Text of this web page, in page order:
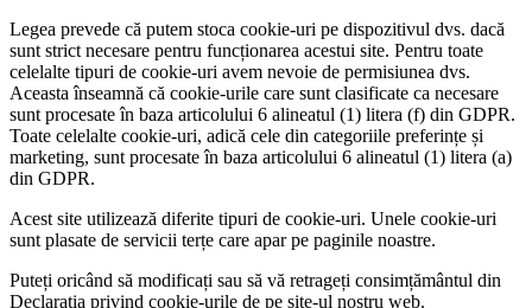
Legea prevede că putem stoca cookie-uri pe dispozitivul dvs. dacă
sunt strict necesare pentru funcționarea acestui site. Pentru toate
celelalte tipuri de cookie-uri avem nevoie de permisiunea dvs.
Aceasta înseamnă că cookie-urile care sunt clasificate ca necesare
sunt procesate în baza articolului 6 alineatul (1) litera (f) din GDPR.
Toate celelalte cookie-uri, adică cele din categoriile preferințe și
marketing, sunt procesate în baza articolului 6 alineatul (1) litera (a)
din GDPR.
Acest site utilizează diferite tipuri de cookie-uri. Unele cookie-uri
sunt plasate de servicii terțe care apar pe paginile noastre.
Puteți oricând să modificați sau să vă retrageți consimțământul din
Declarația privind cookie-urile de pe site-ul nostru web.